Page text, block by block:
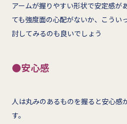
アームが握りやすい形状で安定感が
ても強度面の心配がないか、こうい
討してみるのも良いでしょう
●安心感
人は丸みのあるものを握ると安心感
す。